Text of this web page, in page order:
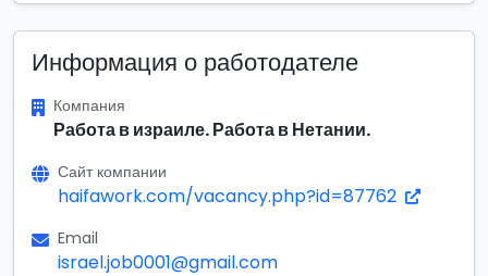
Информация о работодателе
Компания
Работа в израиле. Работа в Нетании.
Сайт компании
haifawork.com/vacancy.php?id=87762
Email
israel.job0001@gmail.com